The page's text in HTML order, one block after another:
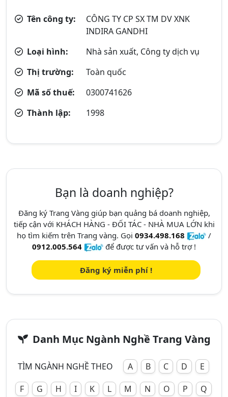
Tên công ty:
CÔNG TY CP SX TM DV XNK
INDIRA GANDHI
Loại hình:
Nhà sản xuất, Công ty dịch vụ
Thị trường:
Toàn quốc
Mã số thuế:
0300741626
Thành lập:
1998
Bạn là doanh nghiệp?
Đăng ký Trang Vàng giúp bạn quảng bá doanh nghiệp,
tiếp cận với KHÁCH HÀNG - ĐỐI TÁC - NHÀ MUA LỚN khi
họ tìm kiếm trên Trang vàng. Gọi 0934.498.168
/
0912.005.564
để được tư vấn và hỗ trợ !
Đăng ký miễn phí !
Danh Mục Ngành Nghề Trang Vàng
TÌM NGÀNH NGHỀ THEO A B C D
E
F
G H I K L M N O P Q